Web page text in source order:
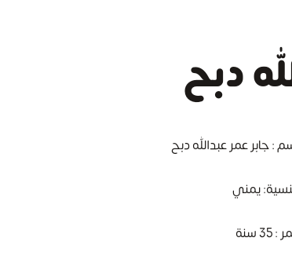
دبح
: جابر عمر عبدالله دبح
يمني
سنة